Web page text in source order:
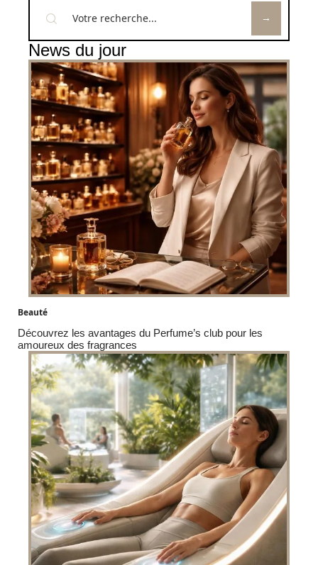
News du jour
Beauté
Découvrez les avantages du Perfume’s club pour les
amoureux des fragrances